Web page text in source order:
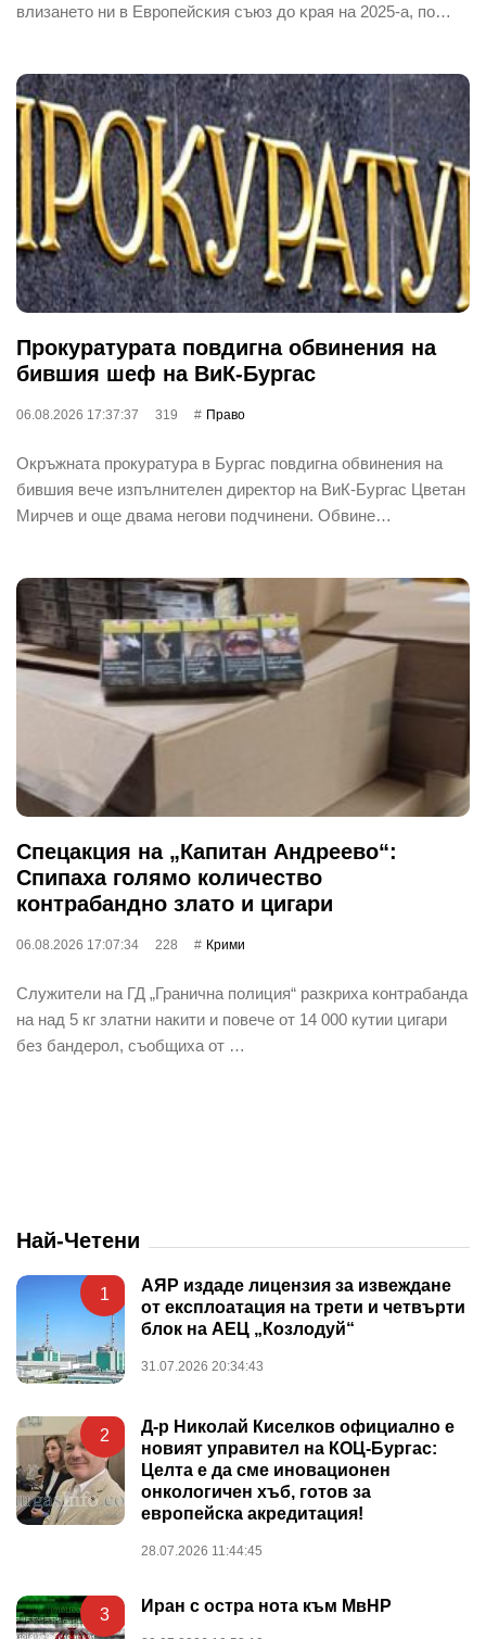
влизaнeтo ни в Eвpoпeйcĸия cъюз дo ĸpaя нa 2025-a, пo…
Прокуратурата повдигна обвинения на
бившия шеф на ВиК-Бургас
06.08.2026 17:37:37 319 Право
Окръжната прокуратура в Бургас повдигна обвинения на
бившия вече изпълнителен директор на ВиК-Бургас Цветан
Мирчев и още двама негови подчинени. Обвине…
Спецакция на „Капитан Андреево“:
Спипаха голямо количество
контрабандно злато и цигари
06.08.2026 17:07:34 228 Крими
Служители на ГД „Гранична полиция“ разкриха контрабанда
на над 5 кг златни накити и повече от 14 000 кутии цигари
без бандерол, съобщиха от …
Най-Четени
1
АЯР издаде лицензия за извеждане
от експлоатация на трети и четвърти
блок на АЕЦ „Козлодуй“
31.07.2026 20:34:43
2
Д-р Николай Киселков официално е
новият управител на КОЦ-Бургас:
Целта е да сме иновационен
онкологичен хъб, готов за
европейска акредитация!
28.07.2026 11:44:45
3 Иран с остра нота към МвНР